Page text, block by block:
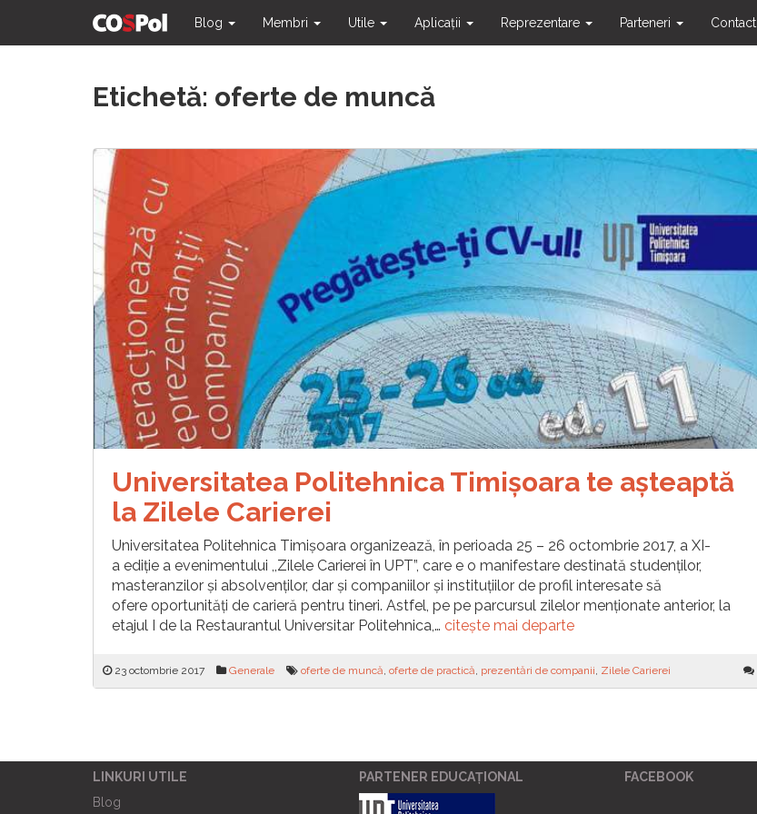
Blog Membri Utile Aplicații Reprezentare Parteneri Contact
Etichetă: oferte de muncă
Universitatea Politehnica Timișoara te așteaptă
la Zilele Carierei
Universitatea Politehnica Timişoara organizează, în perioada 25 – 26 octombrie 2017, a XI-
a ediţie a evenimentului ,,Zilele Carierei în UPT”, care e o manifestare destinată studenţilor,
masteranzilor şi absolvenţilor, dar şi companiilor și instituţiilor de profil interesate să
ofere oportunităţi de carieră pentru tineri. Astfel, pe pe parcursul zilelor menționate anterior, la
etajul I de la Restaurantul Universitar Politehnica,… citește mai departe
23 octombrie 2017 Generale oferte de muncă, oferte de practică, prezentări de companii, Zilele Carierei
LINKURI UTILE
Blog
PARTENER EDUCAȚIONAL FACEBOOK